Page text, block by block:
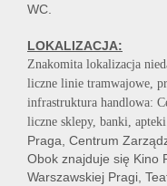
WC.
LOKALIZACJA:
Znakomita lokalizacja
liczne linie tramwajowe,
infrastruktura handlowa:
liczne sklepy, banki,
Praga, Centrum
Obok znajduje się Kino
Warszawskiej Pragi,